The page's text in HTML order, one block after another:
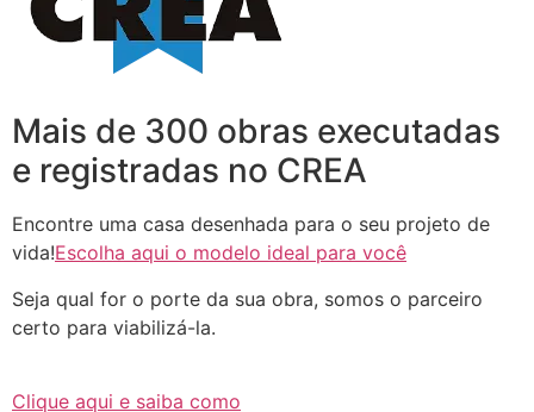
Mais de 300 obras executadas
e registradas no CREA
Encontre uma casa desenhada para o seu projeto de
vida!Escolha aqui o modelo ideal para você
Seja qual for o porte da sua obra, somos o parceiro
certo para viabilizá-la.
Clique aqui e saiba como